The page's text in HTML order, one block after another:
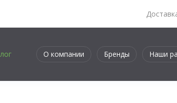
О компании Бренды Наши